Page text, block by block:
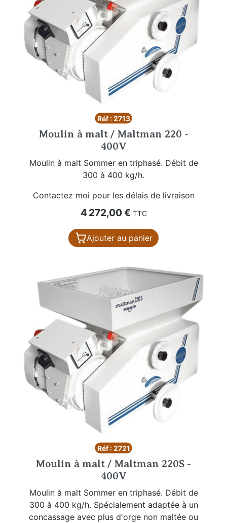
Réf : 2713
Moulin à malt / Maltman 220 -
400V
Moulin à malt Sommer en triphasé. Débit de
300 à 400 kg/h.
Contactez moi pour les délais de livraison
Prix
4 272,00 € TTC
Ajouter au panier
Réf : 2721
Moulin à malt / Maltman 220S -
400V
Moulin à malt Sommer en triphasé. Débit de
300 à 400 kg/h. Spécialement adaptée à un
concassage avec plus d'orge non maltée ou